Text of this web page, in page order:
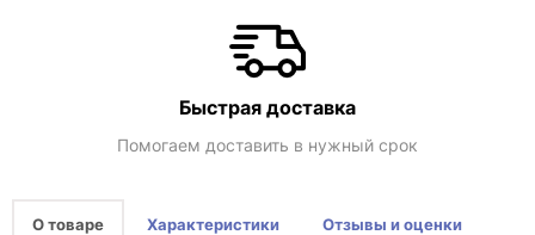
Быстрая доставка
Помогаем доставить в нужный срок
О товаре Характеристики Отзывы и оценки